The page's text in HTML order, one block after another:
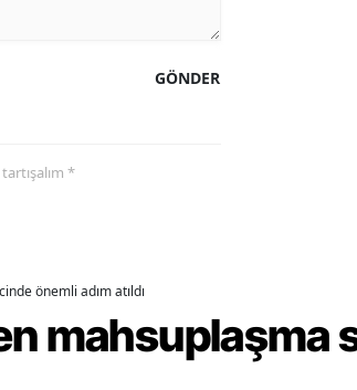
GÖNDER
*
önemli adım atıldı
mahsuplaşma